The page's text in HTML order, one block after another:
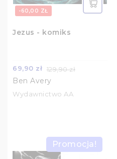
-60,00 ZŁ
Jezus - komiks
69,90 zł 129,90 zł
Ben Avery
Wydawnictwo AA
Promocja!